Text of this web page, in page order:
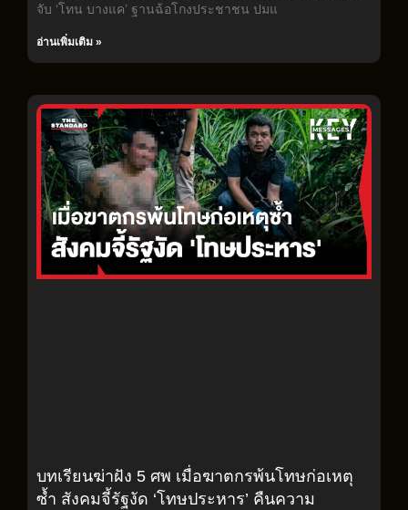
จับ ‘โทน บางแค’ ฐานฉ้อโกงประชาชน ปมแ
อ่านเพิ่มเติม »
บทเรียนฆ่าฝัง 5 ศพ เมื่อฆาตกรพ้นโทษก่อเหตุ
ซ้ำ สังคมจี้รัฐงัด ‘โทษประหาร’ คืนความ